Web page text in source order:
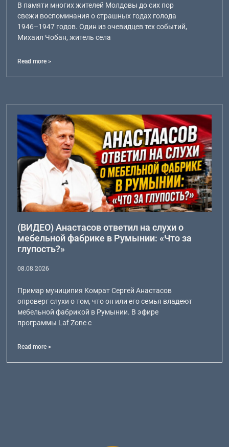
В памяти многих жителей Молдовы до сих пор
свежи воспоминания о страшных годах голода
1946–1947 годов. Один из очевидцев тех событий,
Михаил Чобан, житель села
Read more >
(ВИДЕО) Анастасов ответил на слухи о
мебельной фабрике в Румынии: «Что за
глупость?»
08.08.2026
Примар муниципия Комрат Сергей Анастасов
опроверг слухи о том, что он или его семья владеют
мебельной фабрикой в Румынии. В эфире
программы Laf Zone с
Read more >